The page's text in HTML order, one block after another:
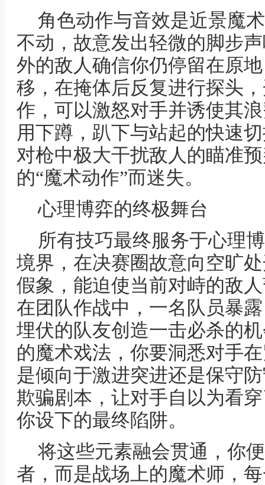
角色动作与音效是近景魔
不动，故意发出轻微的脚步
外的敌人确信你仍停留在原
移，在掩体后反复进行探头
作，可以激怒对手并诱使其
用下蹲，趴下与站起的快速
对枪中极大干扰敌人的瞄准
的“魔术动作”而迷失。
心理博弈的终极舞台
所有技巧最终服务于心理
境界，在决赛圈故意向空旷
假象，能迫使当前对峙的敌
在团队作战中，一名队员暴
埋伏的队友创造一击必杀的
的魔术戏法，你要洞悉对手
是倾向于激进突进还是保守
欺骗剧本，让对手自以为看
你设下的最终陷阱。
将这些元素融会贯通，你
者，而是战场上的魔术师，